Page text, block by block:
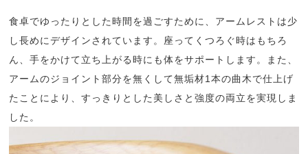
食卓でゆったりとした時間を過ごすために、アームレストは少
し長めにデザインされています。座ってくつろぐ時はもちろ
ん、手をかけて立ち上がる時にも体をサポートします。また、
アームのジョイント部分を無くして無垢材1本の曲木で仕上げ
たことにより、すっきりとした美しさと強度の両立を実現しま
した。